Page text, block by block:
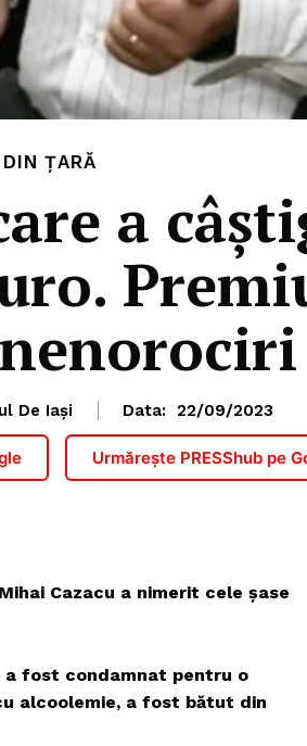
DIN ȚARĂ
a
De Iași Data: 22/09/2023
Urmărește PRESShub pe
Cazacu a nimerit cele şase
a fost condamnat pentru o
alcoolemie, a fost bătut din